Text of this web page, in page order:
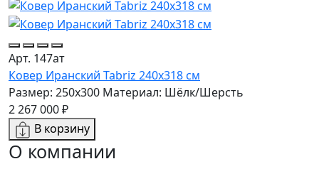
Арт. 147ат
Ковер Иранский Tabriz 240x318 см
Размер: 250x300 Материал: Шёлк/Шерсть
2 267 000 ₽
В корзину
О компании